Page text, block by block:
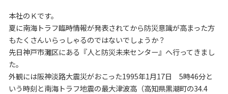
本社のＫです。
夏に南海トラフ臨時情報が発表されてから防災意識が高まった方
もたくさんいらっしゃるのではないでしょうか？
先日神戸市灘区にある『人と防災未来センター』へ行ってきまし
た。
外観には阪神淡路大震災がおこった1995年1月17日 5時46分と
いう時刻と南海トラフ地震の最大津波高（高知県黒潮町の34.4